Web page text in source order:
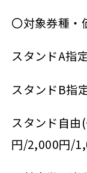
〇対象券種・
スタンドA指
スタンドB指
スタンド自
円/2,000円/